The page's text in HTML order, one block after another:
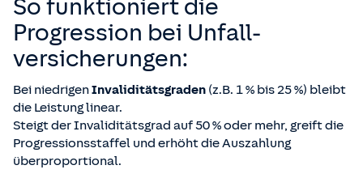
So funktioniert die
Progression bei Unfall­
versicherungen:
Bei niedrigenInvaliditätsgraden (z.B. 1 % bis 25 %) bleibt
die Leistung linear.
Steigt der Invaliditätsgrad auf 50 % oder mehr, greift die
Progressionsstaffel und erhöht die Auszahlung
überproportional.